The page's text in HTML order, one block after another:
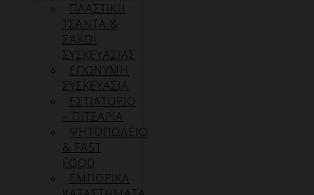
ΠΛΑΣΤΙΚΗ
ΤΣΑΝΤΑ &
ΣΑΚΟΙ
ΣΥΣΚΕΥΑΣΙΑΣ
ΕΠΏΝΥΜΗ
ΣΥΣΚΕΥΑΣΊΑ
ΕΣΤΙΑΤΟΡΙΟ
– ΠΙΤΣΑΡΙΑ
ΨΗΤΟΠΩΛΕΙΟ
& FAST
FOOD
ΕΜΠΟΡΙΚΑ